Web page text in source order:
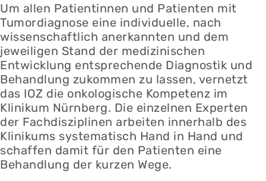
Um allen Patientinnen und Patienten mit
Tumordiagnose eine individuelle, nach
wissenschaftlich anerkannten und dem
jeweiligen Stand der medizinischen
Entwicklung entsprechende Diagnostik und
Behandlung zukommen zu lassen, vernetzt
das IOZ die onkologische Kompetenz im
Klinikum Nürnberg. Die einzelnen Experten
der Fachdisziplinen arbeiten innerhalb des
Klinikums systematisch Hand in Hand und
schaffen damit für den Patienten eine
Behandlung der kurzen Wege.